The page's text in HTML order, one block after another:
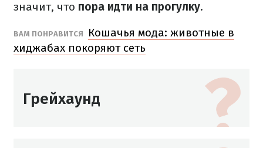
значит, что пора идти на прогулку.
ВАМ ПОНРАВИТСЯ
Кошачья мода: животные в
хиджабах покоряют сеть
Грейхаунд